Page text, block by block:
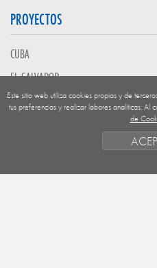
Este sitio web utiliza cookies propias y de
tus preferencias y realizar labores analíticas. Al
de
PROYECTOS
CUBA
EL SALVADOR
GUATEMALA
EUROPA